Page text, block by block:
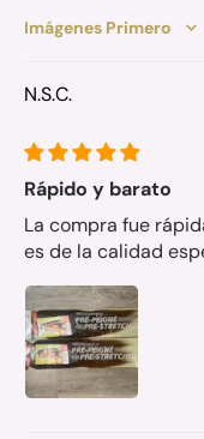
Sort by
N.S.C.
Rápido y barato
La compra fue
es de la calidad